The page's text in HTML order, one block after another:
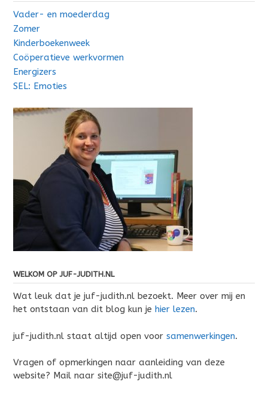
Vader- en moederdag
Zomer
Kinderboekenweek
Coöperatieve werkvormen
Energizers
SEL: Emoties
WELKOM OP JUF-JUDITH.NL
Wat leuk dat je juf-judith.nl bezoekt. Meer over mij en
het ontstaan van dit blog kun je hier lezen.
juf-judith.nl staat altijd open voor samenwerkingen.
Vragen of opmerkingen naar aanleiding van deze
website? Mail naar site@juf-judith.nl